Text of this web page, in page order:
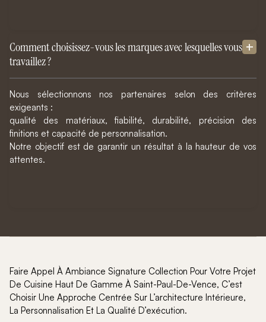
Comment choisissez-vous les marques avec lesquelles vous
travaillez ?
Nous sélectionnons nos partenaires selon des critères
exigeants :
qualité des matériaux, fiabilité, durabilité, précision des
finitions et capacité de personnalisation.
Notre objectif est de garantir un résultat à la hauteur de vos
attentes.
Faire Appel À Ambiance Signature Collection Pour Votre Projet
De Cuisine Haut De Gamme À Saint-Paul-De-Vence, C’est
Choisir Une Approche Centrée Sur L’architecture Intérieure,
La Personnalisation Et La Qualité D’exécution.